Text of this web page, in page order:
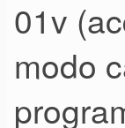
01v
modo